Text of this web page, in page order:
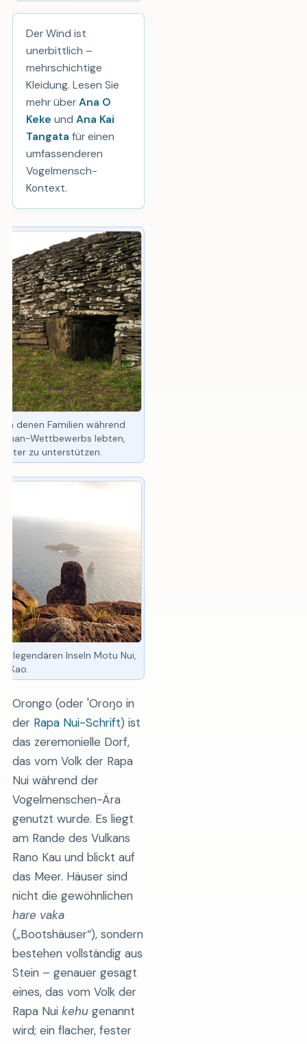
Der Wind ist
unerbittlich –
mehrschichtige
Kleidung. Lesen Sie
mehr überAna O
Keke undAna Kai
Tangata für einen
umfassenderen
Vogelmensch-
Kontext.
in denen Familien während
Wettbewerbs lebten,
zu unterstützen.
legendären Inseln Motu Nui,
Kao.
Orongo (oder 'Oroŋo in
der Rapa Nui-Schrift) ist
das zeremonielle Dorf,
das vom Volk der Rapa
Nui während der
Vogelmenschen-Ära
genutzt wurde. Es liegt
am Rande des Vulkans
Rano Kau und blickt auf
das Meer. Häuser sind
nicht die gewöhnlichen
hare vaka
(„Bootshäuser“), sondern
bestehen vollständig aus
Stein – genauer gesagt
eines, das vom Volk der
Rapa Nui kehugenannt
wird; ein flacher, fester